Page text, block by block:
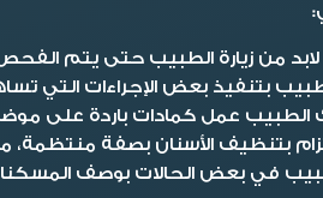
لابد من زيارة الطبيب حتى يتم
بتنفيذ بعض الإجراءات التي
عمل كمادات باردة على موضع
بتنظيف الأسنان بصفة
في بعض الحالات بوصف